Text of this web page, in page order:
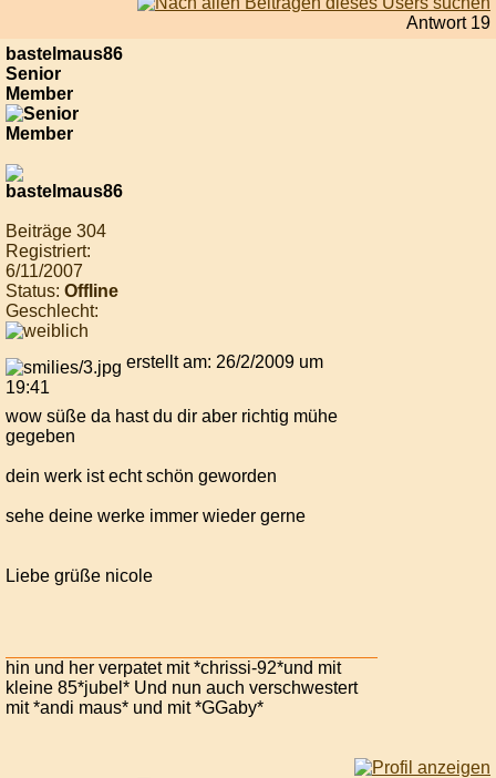
Antwort 19
bastelmaus86
Senior
Member
Beiträge 304
Registriert:
6/11/2007
Status: Offline
Geschlecht:
erstellt am: 26/2/2009 um
19:41
wow süße da hast du dir aber richtig mühe
gegeben
dein werk ist echt schön geworden
sehe deine werke immer wieder gerne
Liebe grüße nicole
hin und her verpatet mit *chrissi-92*und mit
kleine 85*jubel* Und nun auch verschwestert
mit *andi maus* und mit *GGaby*